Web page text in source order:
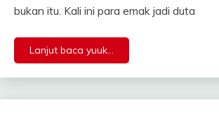
bukan itu. Kali ini para emak jadi duta
Lanjut baca yuuk...